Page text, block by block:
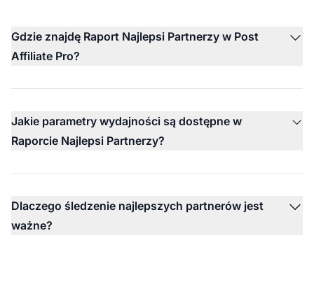
Gdzie znajdę Raport Najlepsi Partnerzy w Post
Affiliate Pro?
Jakie parametry wydajności są dostępne w
Raporcie Najlepsi Partnerzy?
Dlaczego śledzenie najlepszych partnerów jest
ważne?